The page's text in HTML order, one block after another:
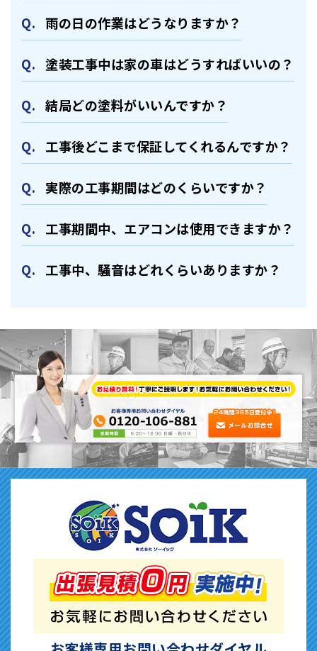
⾬の日の作業はどうなりますか？
塗装⼯事中は家の⾞はどうすればいいの？
結局どの塗料がいいんですか？
⼯事後どこまで保証してくれるんですか？
実際の⼯事期間はどのくらいですか？
⼯事期間中、エアコンは使⽤できますか？
⼯事中、騒⾳はどれくらいありますか？